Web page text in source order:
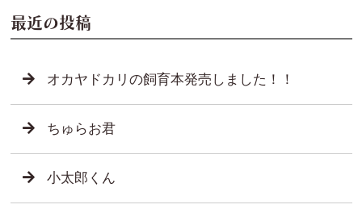
最近の投稿
オカヤドカリの飼育本発売しました！！
ちゅらお君
小太郎くん